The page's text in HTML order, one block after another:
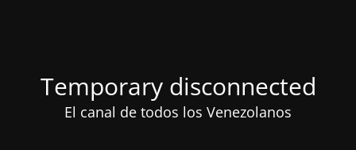
Temporary disconnected
El canal de todos los Venezolanos